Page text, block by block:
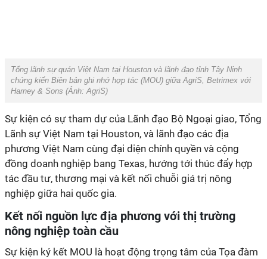
Tổng lãnh sự quán Việt Nam tại Houston và lãnh đạo tỉnh Tây Ninh
chứng kiến Biên bản ghi nhớ hợp tác (MOU) giữa AgriS, Betrimex với
Harney & Sons (Ảnh:AgriS)
Sự kiện có sự tham dự của Lãnh đạo Bộ Ngoại giao, Tổng
Lãnh sự Việt Nam tại Houston, và lãnh đạo các địa
phương Việt Nam cùng đại diện chính quyền và cộng
đồng doanh nghiệp bang Texas, hướng tới thúc đẩy hợp
tác đầu tư, thương mại và kết nối chuỗi giá trị nông
nghiệp giữa hai quốc gia.
Kết nối nguồn lực địa phương với thị trường
nông nghiệp toàn cầu
Sự kiện ký kết MOU là hoạt động trọng tâm của Tọa đàm